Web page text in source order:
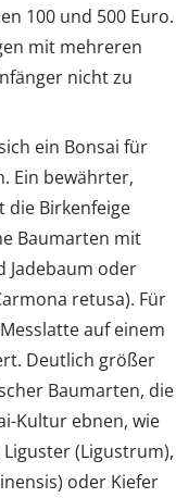
100 und 500 Euro.
mit mehreren
nicht zu
ein Bonsai für
Ein bewährter,
die Birkenfeige
Baumarten mit
Jadebaum oder
retusa). Für
auf einem
Deutlich größer
Baumarten, die
Kultur ebnen, wie
(Ligustrum),
oder Kiefer